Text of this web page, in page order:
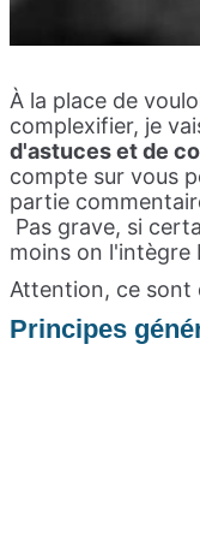
À la place de
complexifier, je
d'astuces et de
compte sur vous
partie
Pas grave, si
moins on l'intègre
Attention, ce sont
Principes